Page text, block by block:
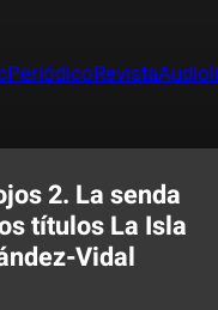
PeriódicoRevista
2. La senda
títulos La Isla
Vidal